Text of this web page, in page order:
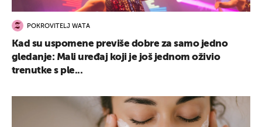
POKROVITELJ WATA
Kad su uspomene previše dobre za samo jedno
gledanje: Mali uređaj koji je još jednom oživio
trenutke s ple...